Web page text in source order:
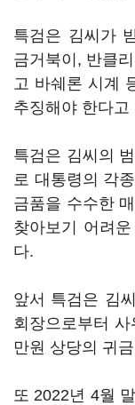
특검은 김씨가
금거북이, 반클
고 바쉐론 시계
추징해야 한다고
특검은 김씨의
로 대통령의 각
금품을 수수한
찾아보기 어려
다.
앞서 특검은 김
회장으로부터
만원 상당의 귀
또 2022년 4월